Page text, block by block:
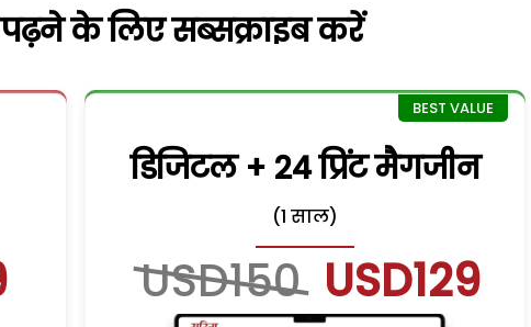
के लिए सब्सक्राइब करें
डिजिटल + 24 प्रिंट मैगजीन
(1 साल)
USD150 USD129